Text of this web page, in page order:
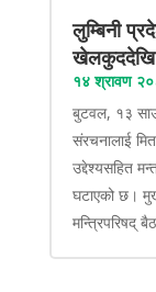
लुम्बिनी
खेलकुददेखि
१४ श्रावण
बुटवल, १३
संरचनालाई
उद्देश्यसहित
घटाएको छ।
मन्त्रिपरिषद्